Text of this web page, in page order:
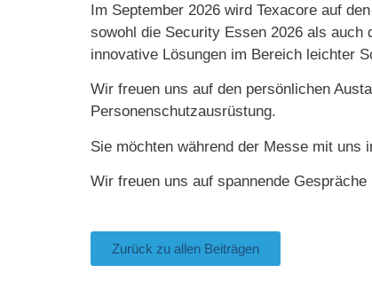
Im September 2026 wird Texacore auf
sowohl die Security Essen 2026 als auch
innovative Lösungen im Bereich leichter
Wir freuen uns auf den persönlichen
Personenschutzausrüstung.
Sie möchten während der Messe mit uns
Wir freuen uns auf spannende
Zurück zu allen Beiträgen